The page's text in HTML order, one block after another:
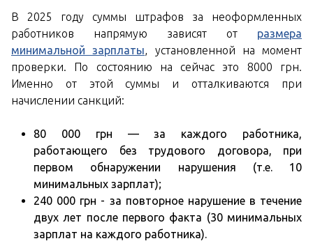
В 2025 году суммы штрафов за неоформленных
работников напрямую зависят от размера
минимальной зарплаты, установленной на момент
проверки. По состоянию на сейчас это 8000 грн.
Именно от этой суммы и отталкиваются при
начислении санкций:
80 000 грн — за каждого работника,
работающего без трудового договора, при
первом обнаружении нарушения (т.е. 10
минимальных зарплат);
240 000 грн - за повторное нарушение в течение
двух лет после первого факта (30 минимальных
зарплат на каждого работника).